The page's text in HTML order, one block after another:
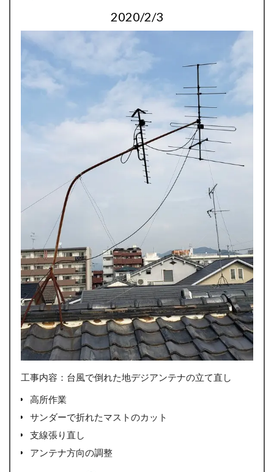
2020/2/3
工事内容：台風で倒れた地デジアンテナの立て直し
高所作業
サンダーで折れたマストのカット
支線張り直し
アンテナ方向の調整